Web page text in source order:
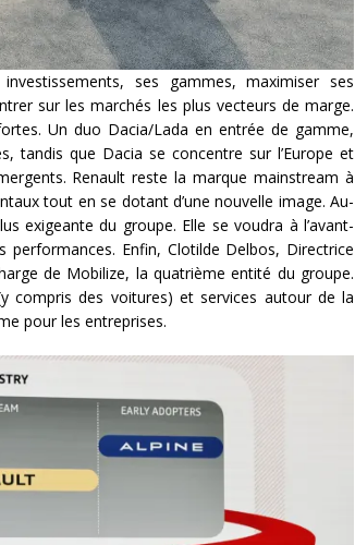
ses gammes, maximiser ses
sur les marchés les plus vecteurs de marge.
Un duo Dacia/Lada en entrée de gamme,
tandis que Dacia se concentre sur l’Europe et
Renault reste la marque mainstream à
tout en se dotant d’une nouvelle image. Au-
exigeante du groupe. Elle se voudra à l’avant-
Enfin, Clotilde Delbos, Directrice
de Mobilize, la quatrième entité du groupe.
compris des voitures) et services autour de la
pour les entreprises.